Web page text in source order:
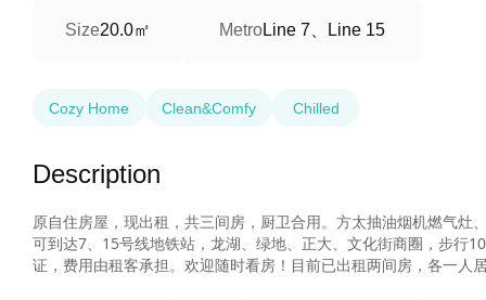
Size20.0㎡ MetroLine 7、Line 15
Cozy Home Clean&Comfy Chilled
Description
原自住房屋，现出租，共三间房，厨卫合用。方太抽油烟机燃气
可到达7、15号线地铁站，龙湖、绿地、正大、文化街商圈，步行
证，费用由租客承担。欢迎随时看房！目前已出租两间房，各一人